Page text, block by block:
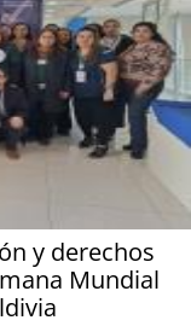
y derechos
Mundial